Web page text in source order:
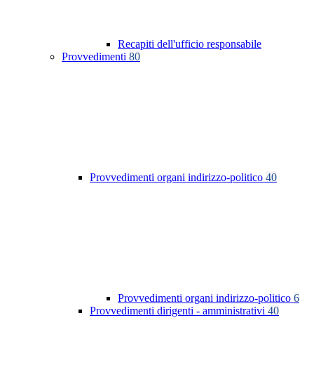
Recapiti dell'ufficio responsabile
Provvedimenti 80
Provvedimenti organi indirizzo-politico 40
Provvedimenti organi indirizzo-politico 6
Provvedimenti dirigenti - amministrativi 40